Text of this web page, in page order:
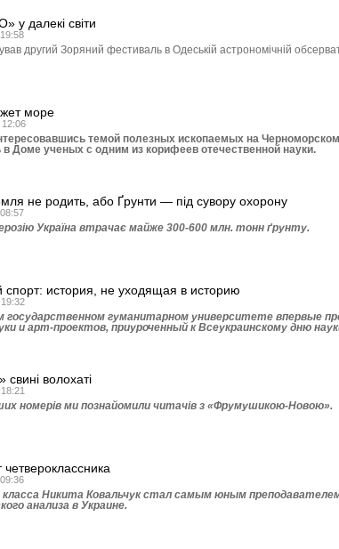
у далекі світи
другий Зоряний фестиваль в Одеській астрономічній
море
темой полезных ископаемых на
в Доме ученых с одним из корифеев отечественной науки.
не родить, або Ґрунти — під сувору охорону
Україна втрачає майже 300-600 млн. тонн ґрунту.
спорт: история, не уходящая в историю
государственном гуманитарном университете впервые
и арт-проектов, приуроченный к Всеукраинскому дню
свині волохаті
номерів ми познайомили читачів з «Фрумушикою-Новою».
класса Никита Ковальчук стал самым юным
анализа в Украине.